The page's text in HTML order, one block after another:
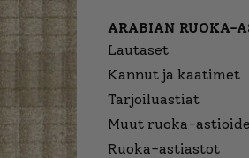
ARABIAN RUOKA-
Lautaset
Kannut ja kaatimet
Tarjoiluastiat
Muut ruoka-
Ruoka-astiastot